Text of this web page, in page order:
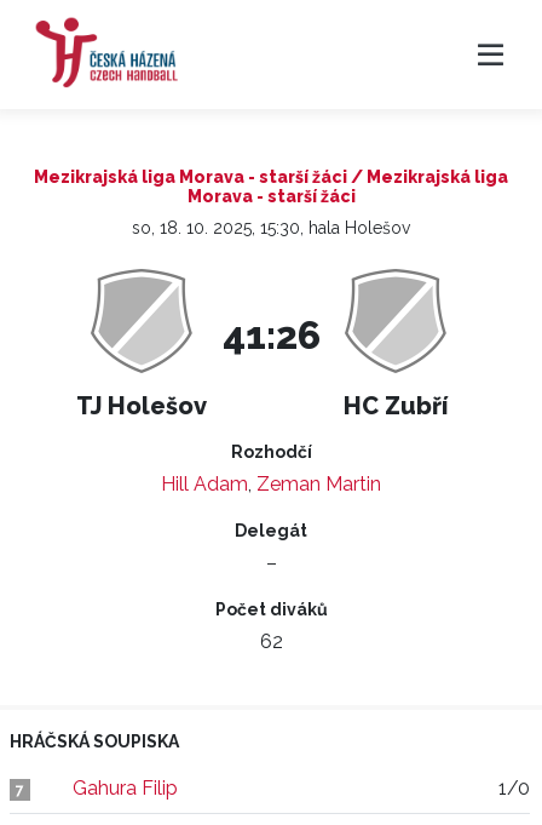
Mezikrajská liga Morava - starší žáci / Mezikrajská liga
Morava - starší žáci
so, 18. 10. 2025, 15:30, hala Holešov
TJ Holešov
41:26
HC Zubří
Rozhodčí
Hill Adam, Zeman Martin
Delegát
–
Počet diváků
62
HRÁČSKÁ SOUPISKA
7 Gahura Filip 1/0